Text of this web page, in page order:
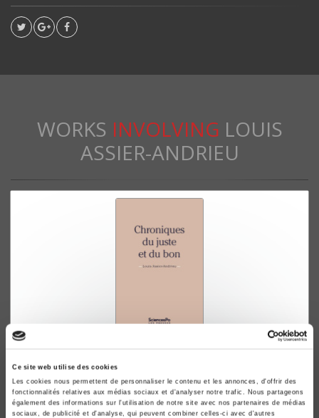
Ce site web utilise des cookies
Les cookies nous permettent de personnaliser le contenu et les annonces, d'offrir des
fonctionnalités relatives aux médias sociaux et d'analyser notre trafic. Nous partageons
également des informations sur l'utilisation de notre site avec nos partenaires de médias
sociaux, de publicité et d'analyse, qui peuvent combiner celles-ci avec d'autres
WORKS INVOLVING LOUIS
ASSIER-ANDRIEU
Chroniques du juste et du bon
Louis Assier-Andrieu